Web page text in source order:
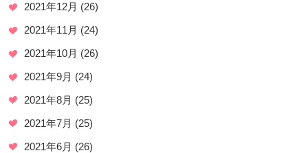
2021年12月 (26)
2021年11月 (24)
2021年10月 (26)
2021年9月 (24)
2021年8月 (25)
2021年7月 (25)
2021年6月 (26)